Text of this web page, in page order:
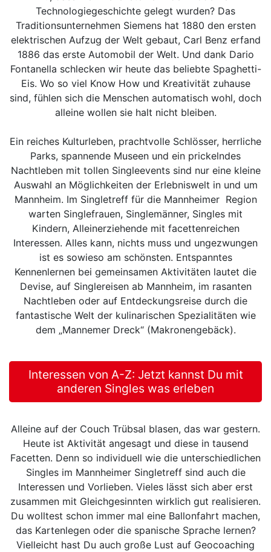
Technologiegeschichte gelegt wurden? Das
Traditionsunternehmen Siemens hat 1880 den ersten
elektrischen Aufzug der Welt gebaut, Carl Benz erfand
1886 das erste Automobil der Welt. Und dank Dario
Fontanella schlecken wir heute das beliebte Spaghetti-
Eis. Wo so viel Know How und Kreativität zuhause
sind, fühlen sich die Menschen automatisch wohl, doch
alleine wollen sie halt nicht bleiben.
Ein reiches Kulturleben, prachtvolle Schlösser, herrliche
Parks, spannende Museen und ein prickelndes
Nachtleben mit tollen Singleevents sind nur eine kleine
Auswahl an Möglichkeiten der Erlebniswelt in und um
Mannheim. Im Singletreff für die Mannheimer Region
warten Singlefrauen, Singlemänner, Singles mit
Kindern, Alleinerziehende mit facettenreichen
Interessen. Alles kann, nichts muss und ungezwungen
ist es sowieso am schönsten. Entspanntes
Kennenlernen bei gemeinsamen Aktivitäten lautet die
Devise, auf Singlereisen ab Mannheim, im rasanten
Nachtleben oder auf Entdeckungsreise durch die
fantastische Welt der kulinarischen Spezialitäten wie
dem „Mannemer Dreck“ (Makronengebäck).
Interessen von A-Z: Jetzt kannst Du mit
anderen Singles was erleben
Alleine auf der Couch Trübsal blasen, das war gestern.
Heute ist Aktivität angesagt und diese in tausend
Facetten. Denn so individuell wie die unterschiedlichen
Singles im Mannheimer Singletreff sind auch die
Interessen und Vorlieben. Vieles lässt sich aber erst
zusammen mit Gleichgesinnten wirklich gut realisieren.
Du wolltest schon immer mal eine Ballonfahrt machen,
das Kartenlegen oder die spanische Sprache lernen?
Vielleicht hast Du auch große Lust auf Geocoaching